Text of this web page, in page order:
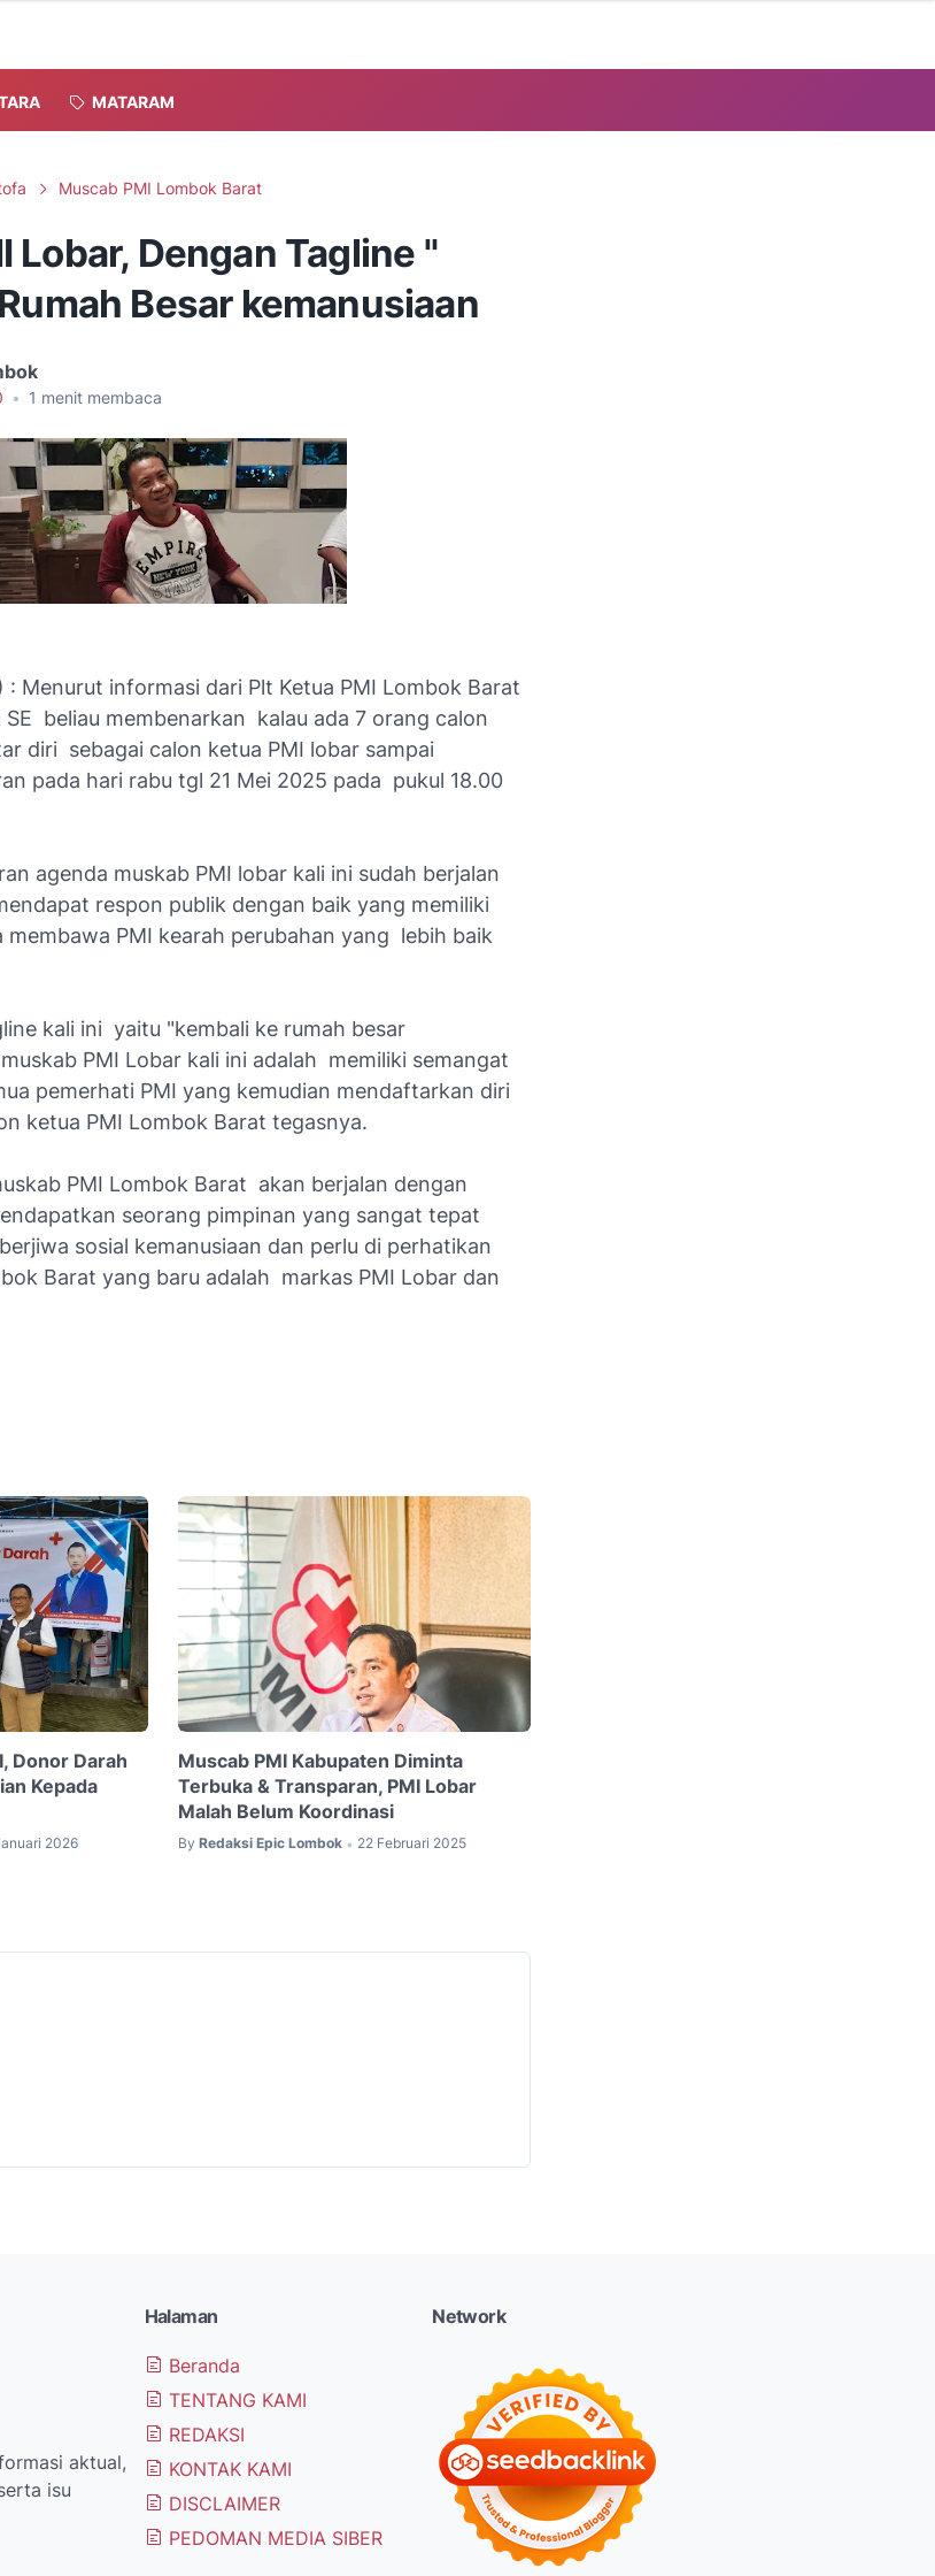
MATARAM
Muscab PMI Lombok Barat
Lobar, Dengan Tagline "
Besar kemanusiaan
• 1 menit membaca
Menurut informasi dari Plt Ketua PMI Lombok Barat
beliau membenarkan kalau ada 7 orang calon
diri sebagai calon ketua PMI lobar sampai
pada hari rabu tgl 21 Mei 2025 pada pukul 18.00
agenda muskab PMI lobar kali ini sudah berjalan
respon publik dengan baik yang memiliki
membawa PMI kearah perubahan yang lebih baik
kali ini yaitu "kembali ke rumah besar
PMI Lobar kali ini adalah memiliki semangat
pemerhati PMI yang kemudian mendaftarkan diri
ketua PMI Lombok Barat tegasnya.
PMI Lombok Barat akan berjalan dengan
seorang pimpinan yang sangat tepat
sosial kemanusiaan dan perlu di perhatikan
Barat yang baru adalah markas PMI Lobar dan
Donor Darah
Kepada
2026
Muscab PMI Kabupaten Diminta
Terbuka & Transparan, PMI Lobar
Malah Belum Koordinasi
By Redaksi Epic Lombok • 22 Februari 2025
aktual,
isu
Halaman
Beranda
TENTANG KAMI
REDAKSI
KONTAK KAMI
DISCLAIMER
PEDOMAN MEDIA SIBER
Network